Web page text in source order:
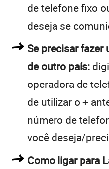
de telefone fixo
deseja se
Se precisar fazer
de outro país:
operadora de
de utilizar o +
número de
você deseja/
Como ligar para